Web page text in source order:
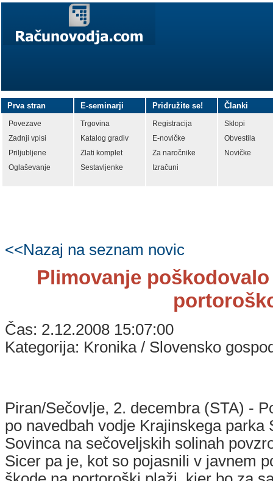
Prva stran
Povezave
Zadnji vpisi
Priljubljene
Oglaševanje
E-seminarji
Trgovina
Katalog gradiv
Zlati komplet
Sestavljenke
Pridružite se!
Registracija
E-novičke
Za naročnike
Izračuni
Članki
Sklopi
Obvestila
Novičke
<<Nazaj na seznam novic
Plimovanje
Čas: 2.12.2008 15:07:00
Kategorija: Kronika / Slovensko
Piran/Sečovlje, 2. decembra (STA) -
po navedbah vodje Krajinskega parka
Sovinca na sečoveljskih solinah
Sicer pa je, kot so pojasnili v javnem